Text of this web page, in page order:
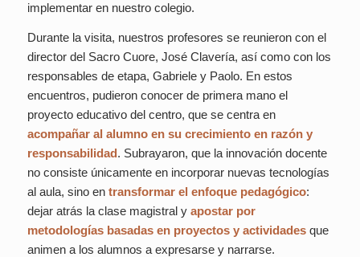
implementar en nuestro colegio.
Durante la visita, nuestros profesores se reunieron con el
director del Sacro Cuore, José Clavería, así como con los
responsables de etapa, Gabriele y Paolo. En estos
encuentros, pudieron conocer de primera mano el
proyecto educativo del centro, que se centra en
acompañar al alumno en su crecimiento en razón y
responsabilidad. Subrayaron, que la innovación docente
no consiste únicamente en incorporar nuevas tecnologías
al aula, sino en transformar el enfoque pedagógico:
dejar atrás la clase magistral y apostar por
metodologías basadas en proyectos y actividadesque
animen a los alumnos a expresarse y narrarse.